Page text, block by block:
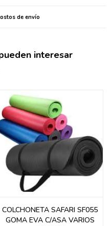
de envío
interesar
COLCHONETA SAFARI SF055
GOMA EVA C/ASA VARIOS